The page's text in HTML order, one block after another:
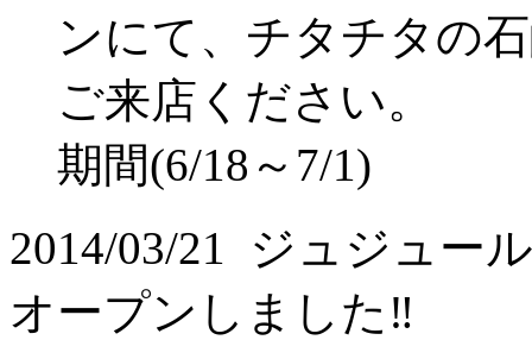
ンにて、チタチタの
ご来店ください。
期間(6/18～7/1)
2014/03/21 ジュジュー
オープンしました‼